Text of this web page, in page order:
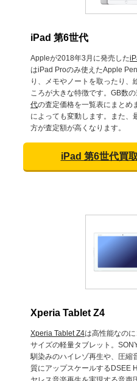
iPad 第6世代
Appleが2018年3月に発売した
はiPad Proのみ使えたApple
り、メモやノートを取ったり、
ころが大きな特徴です。GB数
代の査定価格を一覧表にまとめ
によっても変動します。また、
方が査定額が高くなります。
iPad 第6世代買
Xperia Tablet Z4
Xperia Tablet Z4は高性能なの
サイズの軽量タブレット。
馴染みのハイレゾ再生や、圧縮
質にアップスケールするDSEE